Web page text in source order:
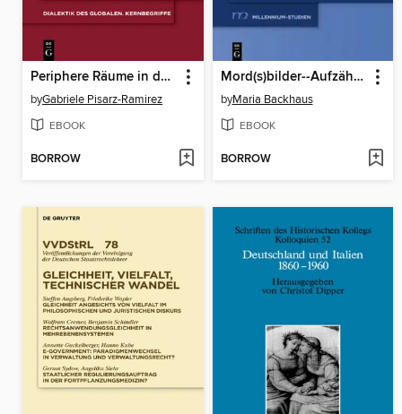
Periphere Räume in der Amerikanistik
byGabriele Pisarz-Ramirez
EBOOK
BORROW
Mord(s)bilder--Aufzählungen von Gewalt bei Seneca und Lucan
byMaria Backhaus
EBOOK
BORROW